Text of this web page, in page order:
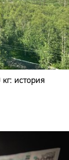
история